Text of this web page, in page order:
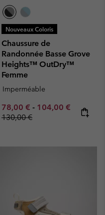
Nouveaux Coloris
Chaussure de
Randonnée Basse Grove
Heights™ OutDry™
Femme
Imperméable
Minimum sale price:
78,00 € - Maximum sale
104,00 € Regular
130,00 €